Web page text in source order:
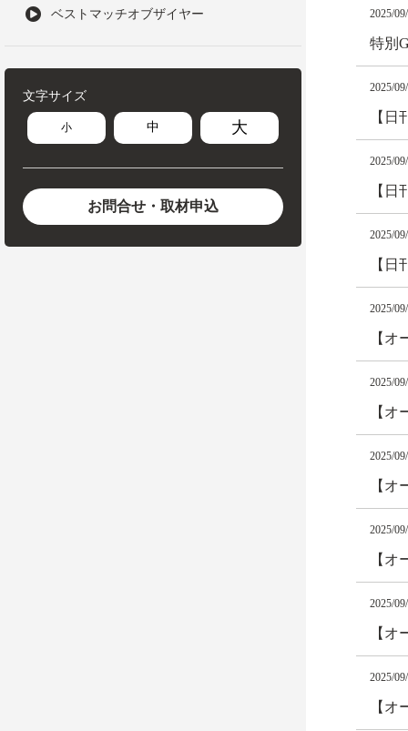
ベストマッチオブザイヤー
文字サイズ
小 中 大
お問合せ・取材申込
2025/
特別
2025/
【
2025/
【
2025/
【
2025/
【
2025/
【
2025/
【
2025/
【
2025/
【
2025/
【